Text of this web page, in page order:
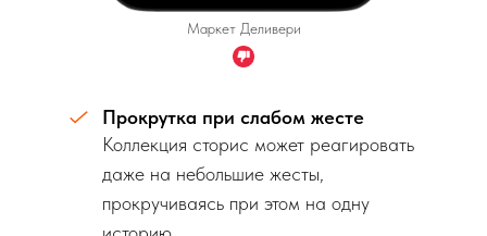
Маркет Деливери
Прокрутка при слабом жесте
Коллекция сторис может реагировать
даже на небольшие жесты,
прокручиваясь при этом на одну